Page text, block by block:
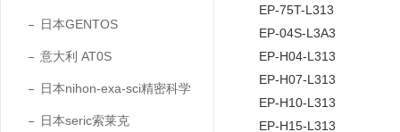
日本GENTOS
意大利 AT0S
日本nihon-exa-sci精密科学
日本seric索莱克
EP-75T-L313
EP-04S-L3A3
EP-H04-L313
EP-H07-L313
EP-H10-L313
EP-H15-L313